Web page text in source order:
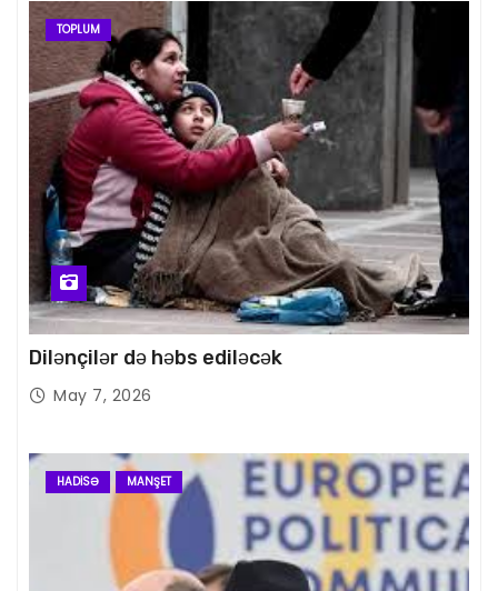
TOPLUM
Dilənçilər də həbs ediləcək
May 7, 2026
HADISƏ MANŞET